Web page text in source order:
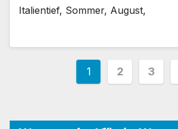
Italientief, Sommer, August,
Beiträge
1 2 3